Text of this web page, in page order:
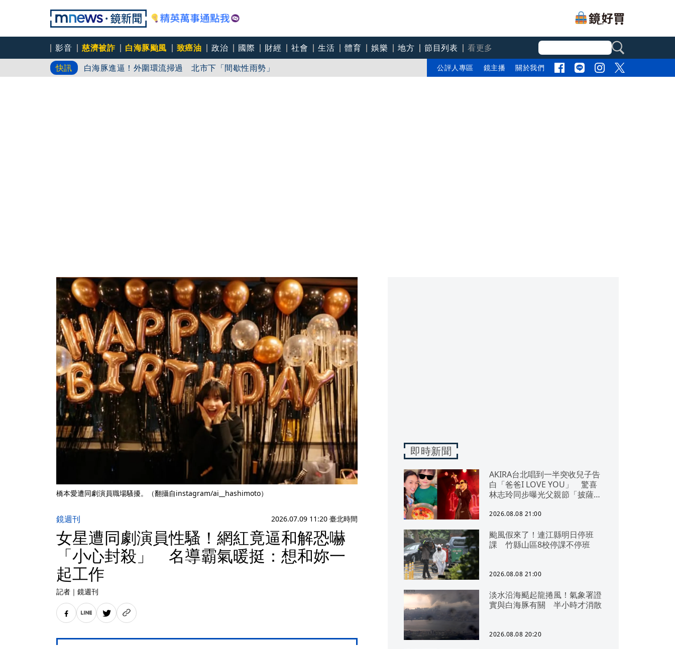
影音 慈濟被詐 白海豚颱風 致癌油 政治 國際 財經 社會 生活 體育 娛樂 地方 節目列表
看更多
快訊
白海豚進逼！外圍環流掃過 北市下「間歇性雨勢」
爆柯文哲換手環又爛膚 陳佩琪父親節引「超商拿鐵忘結帳案」轟司法輕賤
公評人專區 鏡主播 關於我們
橋本愛遭同劇演員職場騷擾。（翻攝自instagram/ai__hashimoto）
鏡週刊 2026.07.09 11:20 臺北時間
女星遭同劇演員性騷！網紅竟逼和解恐嚇
「小心封殺」 名導霸氣暖挺：想和妳一
起工作
記者 ｜ 鏡週刊
即時新聞
AKIRA台北唱到一半突收兒子告
白「爸爸I LOVE YOU」 驚喜
林志玲同步曝光父親節「披薩蛋
2026.08.08 21:00
颱風假來了！連江縣明日停班
課 竹縣山區8校停課不停班
2026.08.08 21:00
淡水沿海颳起龍捲風！氣象署證
實與白海豚有關 半小時才消散
2026.08.08 20:20